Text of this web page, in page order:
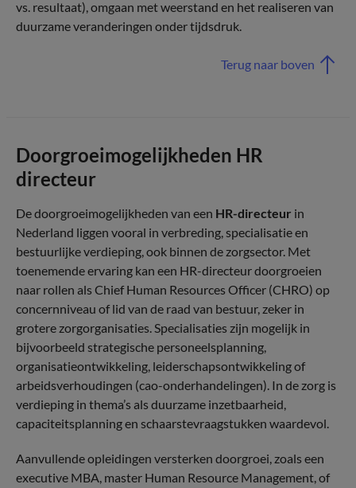
vs. resultaat), omgaan met weerstand en het realiseren van
duurzame veranderingen onder tijdsdruk.
Terug naar boven
Doorgroeimogelijkheden HR
directeur
De doorgroeimogelijkheden van een HR-directeur in
Nederland liggen vooral in verbreding, specialisatie en
bestuurlijke verdieping, ook binnen de zorgsector. Met
toenemende ervaring kan een HR-directeur doorgroeien
naar rollen als Chief Human Resources Officer (CHRO) op
concernniveau of lid van de raad van bestuur, zeker in
grotere zorgorganisaties. Specialisaties zijn mogelijk in
bijvoorbeeld strategische personeelsplanning,
organisatieontwikkeling, leiderschapsontwikkeling of
arbeidsverhoudingen (cao-onderhandelingen). In de zorg is
verdieping in thema’s als duurzame inzetbaarheid,
capaciteitsplanning en schaarstevraagstukken waardevol.
Aanvullende opleidingen versterken doorgroei, zoals een
executive MBA, master Human Resource Management, of